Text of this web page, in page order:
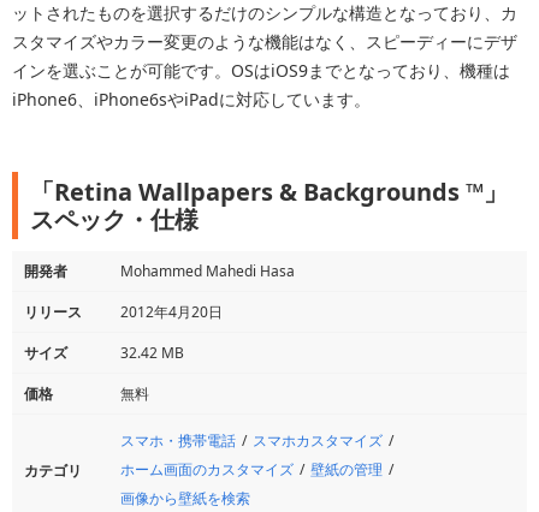
ットされたものを選択するだけのシンプルな構造となっており、カ
スタマイズやカラー変更のような機能はなく、スピーディーにデザ
インを選ぶことが可能です。OSはiOS9までとなっており、機種は
iPhone6、iPhone6sやiPadに対応しています。
「Retina Wallpapers & Backgrounds ™」
スペック・仕様
開発者
Mohammed Mahedi Hasa
リリース
2012年4月20日
サイズ
32.42 MB
価格
無料
カテゴリ
スマホ・携帯電話
スマホカスタマイズ
ホーム画面のカスタマイズ
壁紙の管理
画像から壁紙を検索